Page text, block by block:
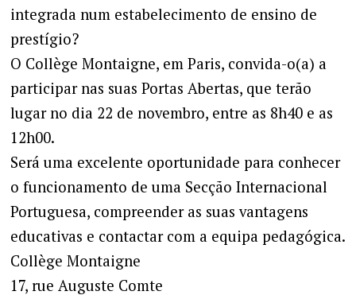
integrada num estabelecimento de ensino de
prestígio?
O Collège Montaigne, em Paris, convida-o(a) a
participar nas suas Portas Abertas, que terão
lugar no dia 22 de novembro, entre as 8h40 e as
12h00.
Será uma excelente oportunidade para conhecer
o funcionamento de uma Secção Internacional
Portuguesa, compreender as suas vantagens
educativas e contactar com a equipa pedagógica.
Collège Montaigne
17, rue Auguste Comte